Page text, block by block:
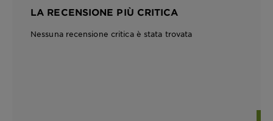
LA RECENSIONE PIÙ CRITICA
Nessuna recensione critica è stata trovata